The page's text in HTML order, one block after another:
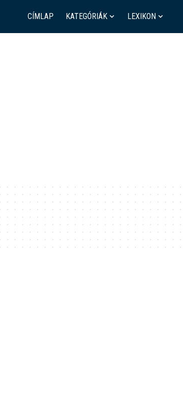
CÍMLAP KATEGÓRIÁK LEXIKON